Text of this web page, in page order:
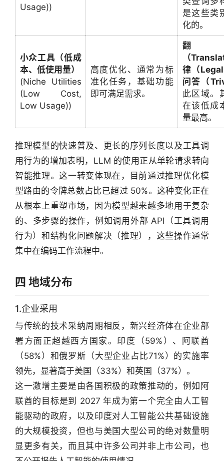
Usage))
是这些类
化的。
小众工具（低成
本、低使用量）
(Niche Utilities
(Low Cost,
Low Usage))
高度优化、通常为标
准化任务，基础功能
即可满足需求。
（
律（
问答（
此区域。
在该低成
量最高。
推理模型的快速普及、更长的序列长度以及工具调
用行为的增加表明，LLM 的使用正从单轮请求转向
智能推理。这一转变体现在，目前通过推理优化模
型路由的令牌总数占比已超过 50%。这种变化正在
从根本上重塑市场，因为模型越来越多地用于复杂
的、多步骤的操作，例如调用外部 API（工具调用
行为）和结构化问题解决（推理），这些操作通常
集中在编码工作流程中。
四 地域分布
1.企业采用
与传统的技术采纳周期相反，新兴经济体在企业部
署方面正超越西方国家。印度（59%）、阿联酋
（58%）和俄罗斯（大型企业占比71%）的实施率
领先，显著高于美国（33%）和英国（37%）。
这一激增主要是由各国积极的政策推动的，例如阿
联酋的目标是到 2027 年成为第一个完全由人工智
能驱动的政府，以及印度对人工智能公共基础设施
的大规模投资，但也与美国大型公司的绝对数量明
显更多有关，而且其中许多公司并非上市公司，也